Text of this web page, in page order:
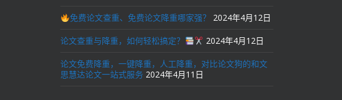
免费论文查重、免费论文降重哪家强？ 2024年4月12日
论文查重与降重，如何轻松搞定？ 2024年4月12日
论文免费降重，一键降重，人工降重，对比论文狗的和文
思慧达论文一站式服务 2024年4月11日